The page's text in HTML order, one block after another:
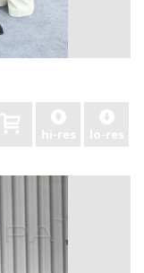
hi-res lo-res